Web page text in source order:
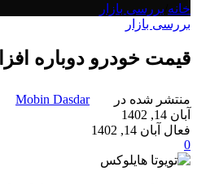
خانه بررسی بازار
بررسی بازار
قیمت خودرو دوباره
منتشر شده در
Mobin Dasdar
آبان 14, 1402
فعال آبان 14, 1402
0